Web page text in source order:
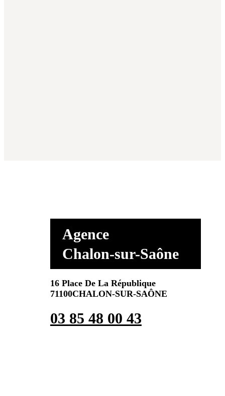
Agence
Chalon-sur-Saône
16 Place De La République
71100CHALON-SUR-SAÔNE
03 85 48 00 43